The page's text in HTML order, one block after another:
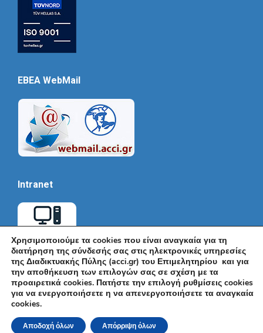
EBEA WebMail
Intranet
© Εμπορικό και Βιομηχανικό Επιμελητήριο Αθηνών 2026 |
Ακαδημίας 7, ΤΚ: 10671, Αθήνα, Τηλ: +30 210 3604815, e-mail:
info@acci.gr
Χρησιμοποιούμε τα cookies που είναι αναγκαία για τη
διατήρηση της σύνδεσής σας στις ηλεκτρονικές υπηρεσίες
της Διαδικτυακής Πύλης (acci.gr) του Επιμελητηρίου και για
την αποθήκευση των επιλογών σας σε σχέση με τα
προαιρετικά cookies. Πατήστε την επιλογή ρυθμίσεις cookies
για να ενεργοποιήσετε η να απενεργοποιήσετε τα αναγκαία
cookies.
Αποδοχή όλων Απόρριψη όλων